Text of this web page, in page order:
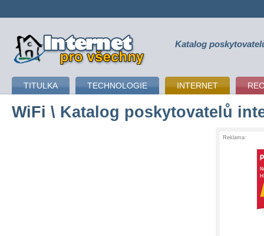
připojení k internetu Katalog
TITULKA TECHNOLOGIE INTERNET
WiFi \ Katalog poskytovatelů
Reklama: